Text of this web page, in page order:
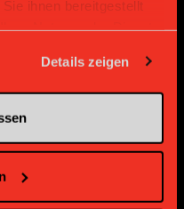
ihnen bereitgestellt
Details zeigen